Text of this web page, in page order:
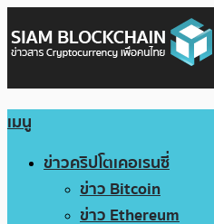
เมนู
ข่าวคริปโตเคอเรนซี่
ข่าว Bitcoin
ข่าว Ethereum